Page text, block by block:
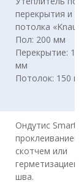
перекрытия и
потолка «Knauf»
Пол: 200 мм
Перекрытие:
мм
Потолок: 150
Ондутис Smart
проклеиванием
скотчем или
герметизацией
шва.